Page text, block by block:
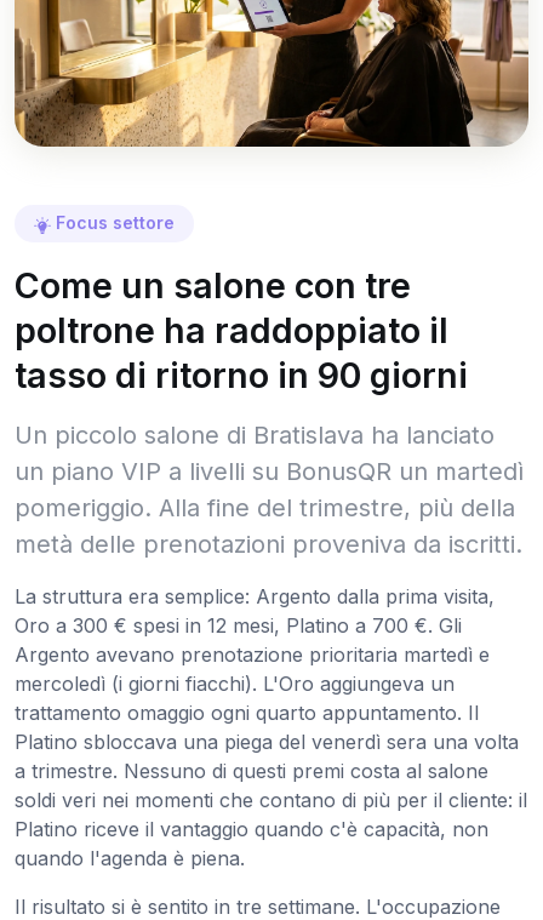
Focus settore
Come un salone con tre
poltrone ha raddoppiato il
tasso di ritorno in 90 giorni
Un piccolo salone di Bratislava ha lanciato
un piano VIP a livelli su BonusQR un martedì
pomeriggio. Alla fine del trimestre, più della
metà delle prenotazioni proveniva da iscritti.
La struttura era semplice: Argento dalla prima visita,
Oro a 300 € spesi in 12 mesi, Platino a 700 €. Gli
Argento avevano prenotazione prioritaria martedì e
mercoledì (i giorni fiacchi). L'Oro aggiungeva un
trattamento omaggio ogni quarto appuntamento. Il
Platino sbloccava una piega del venerdì sera una volta
a trimestre. Nessuno di questi premi costa al salone
soldi veri nei momenti che contano di più per il cliente: il
Platino riceve il vantaggio quando c'è capacità, non
quando l'agenda è piena.
Il risultato si è sentito in tre settimane. L'occupazione